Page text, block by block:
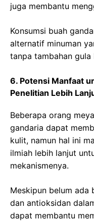
juga membantu
Konsumsi buah
alternatif minuman
tanpa tambahan gula
6. Potensi Manfaat
Penelitian Lebih
Beberapa orang
gandaria dapat
kulit, namun hal ini
ilmiah lebih lanjut
mekanismenya.
Meskipun belum ada
dan antioksidan
dapat membantu